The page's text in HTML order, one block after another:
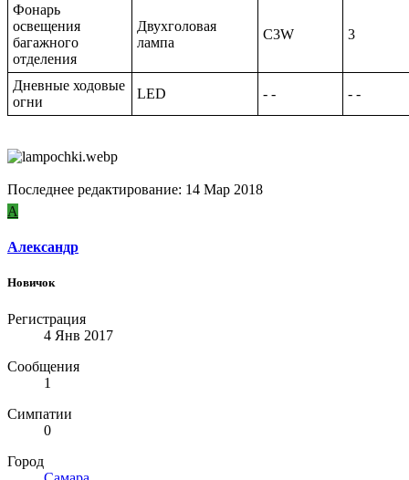
Фонарь
освещения
багажного
отделения
Двухголовая
лампа
C3W 3
Дневные ходовые
огни
LED - - - -
Последнее редактирование: 14 Мар 2018
А
Александр
Новичок
Регистрация
4 Янв 2017
Сообщения
1
Симпатии
0
Город